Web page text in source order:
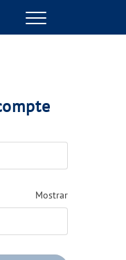
Menu
Mostrar